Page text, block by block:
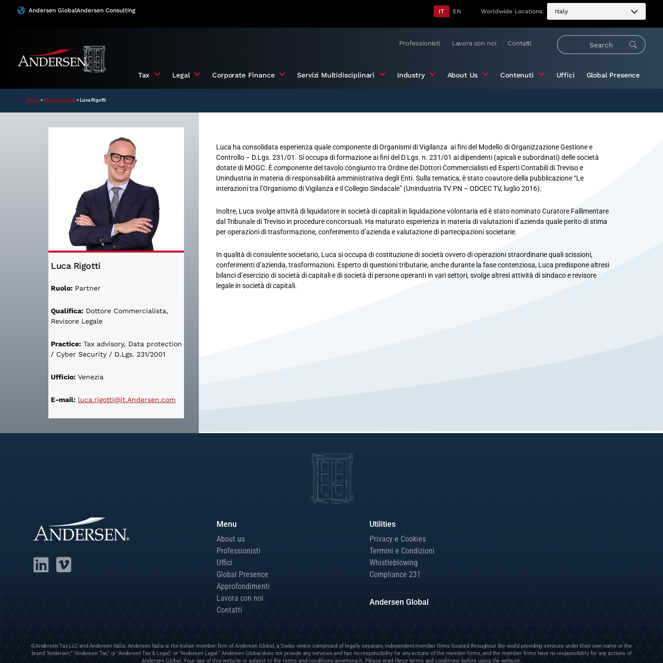
Andersen GlobalAndersen Consulting IT EN Worldwide Locations: Italy
Professionisti Lavora con noi Contatti
Tax Legal Corporate Finance Servizi Multidisciplinari Industry About Us Contenuti Uffici Global Presence
Home»Professionisti »Luca Rigotti
Luca Rigotti
Ruolo: Partner
Qualifica: Dottore Commercialista,
Revisore Legale
Practice: Tax advisory, Data protection
/ Cyber Security / D.Lgs. 231/2001
Ufficio: Venezia
E-mail: luca.rigotti@it.Andersen.com
Luca ha consolidata esperienza quale componente di Organismi di Vigilanza ai fini del Modello di Organizzazione Gestione e
Controllo – D.Lgs. 231/01. Si occupa di formazione ai fini del D.Lgs. n. 231/01 ai dipendenti (apicali e subordinati) delle società
dotate di MOGC. È componente del tavolo congiunto tra Ordine dei Dottori Commercialisti ed Esperti Contabili di Treviso e
Unindustria in materia di responsabilità amministrativa degli Enti. Sulla tematica, è stato coautore della pubblicazione “Le
interazioni tra l’Organismo di Vigilanza e il Collegio Sindacale” (Unindustria TV PN – ODCEC TV, luglio 2016).
Inoltre, Luca svolge attività di liquidatore in società di capitali in liquidazione volontaria ed è stato nominato Curatore Fallimentare
dal Tribunale di Treviso in procedure concorsuali. Ha maturato esperienza in materia di valutazioni d’azienda quale perito di stima
per operazioni di trasformazione, conferimento d’azienda e valutazione di partecipazioni societarie.
In qualità di consulente societario, Luca si occupa di costituzione di società ovvero di operazioni straordinarie quali scissioni,
conferimenti d’azienda, trasformazioni. Esperto di questioni tributarie, anche durante la fase contenziosa, Luca predispone altresì
bilanci d’esercizio di società di capitali e di società di persone operanti in vari settori, svolge altresì attività di sindaco e revisore
legale in società di capitali.
Menu
About us
Professionisti
Uffici
Global Presence
Approfondimenti
Lavora con noi
Contatti
Utilities
Privacy e Cookies
Termini e Condizioni
Whistleblowing
Compliance 231
Andersen Global
©Andersen Tax LLC and Andersen Italia. Andersen Italia is the Italian member firm of Andersen Global, a Swiss verein comprised of legally separate, independent member firms located throughout the world providing services under their own name or the
brand "Andersen,” "Andersen Tax," or "Andersen Tax & Legal," or "Andersen Legal." Andersen Global does not provide any services and has no responsibility for any actions of the member firms, and the member firms have no responsibility for any actions of
Andersen Global. Your use of this website is subject to the terms and conditions governing it. Please read these terms and conditions before using the website.